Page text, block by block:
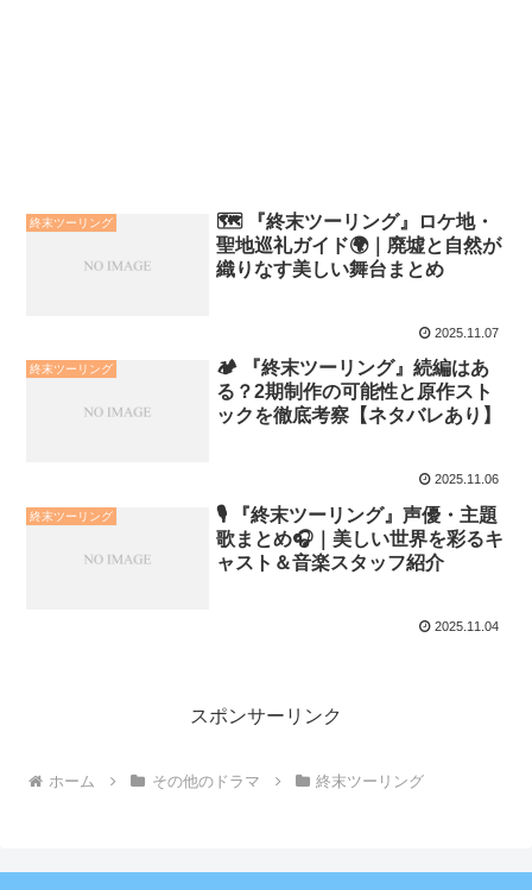
終末ツーリング
🗺️ 『終末ツーリング』ロケ地・
聖地巡礼ガイド🌍｜廃墟と自然が
織りなす美しい舞台まとめ
2025.11.07
終末ツーリング
🏕️ 『終末ツーリング』続編はあ
る？2期制作の可能性と原作スト
ックを徹底考察【ネタバレあり】
2025.11.06
終末ツーリング
🎙️ 『終末ツーリング』声優・主題
歌まとめ🎧｜美しい世界を彩るキ
ャスト＆音楽スタッフ紹介
2025.11.04
スポンサーリンク
ホーム その他のドラマ 終末ツーリング